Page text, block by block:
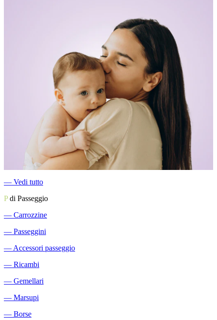
― Vedi tutto
Pdi Passeggio
― Carrozzine
― Passeggini
― Accessori passeggio
― Ricambi
― Gemellari
― Marsupi
― Borse